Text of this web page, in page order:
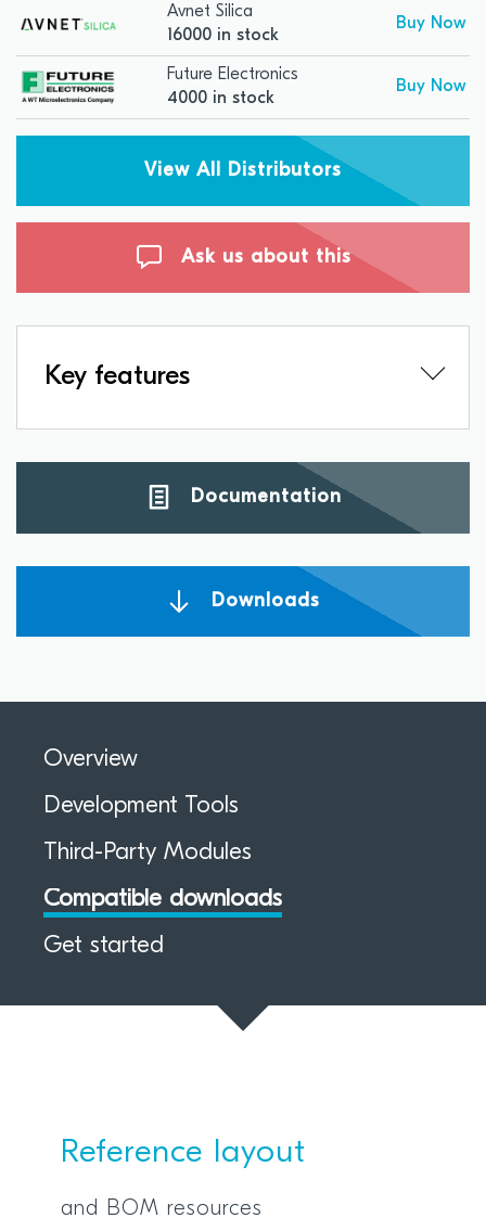
Avnet Silica
16000 in stock
Buy Now
Future Electronics
4000 in stock
Buy Now
View All Distributors
Ask us about this
Key features
Documentation
Downloads
Overview
Development Tools
Third-Party Modules
Compatible downloads
Get started
Reference layout
and BOM resources